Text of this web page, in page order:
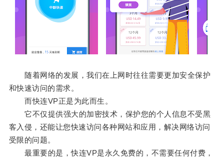
随着网络的发展，我们在上网时往往需要更加安全保护
和快速访问的需求。
而快连VP正是为此而生。
它不仅提供强大的加密技术，保护您的个人信息不受黑
客入侵，还能让您快速访问各种网站和应用，解决网络访问
受限的问题。
最重要的是，快连VP是永久免费的，不需要任何付费，